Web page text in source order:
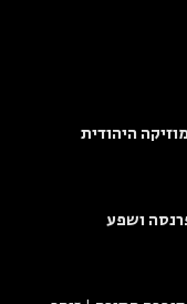
היהודית
ושפע